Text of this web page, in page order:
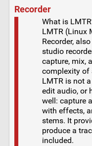
Recorder
What is
LMTR (Linux
Recorder,
studio
capture, mix,
complexity of
LMTR is not
edit audio, or
well: capture
with effects,
stems. It
produce a
included.